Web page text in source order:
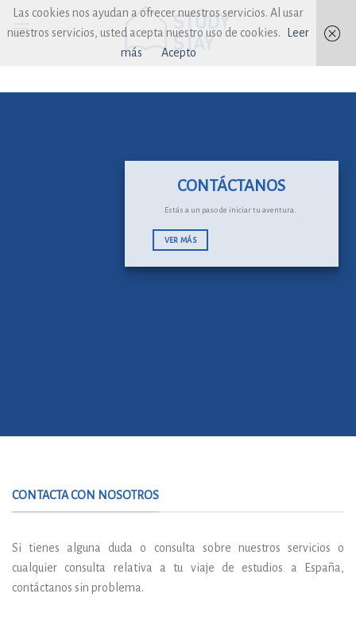
Skip
to
CONTÁCTANOS
Estás a un paso de iniciar tu aventura.
VER MÁS
CONTACTA CON NOSOTROS
Si tienes alguna duda o consulta sobre nuestros servicios o
cualquier consulta relativa a tu viaje de estudios a España,
contáctanos sin problema.
Las cookies nos ayudan a ofrecer nuestros servicios. Al usar
nuestros servicios, usted acepta nuestro uso de cookies.
Leer
más
Acepto